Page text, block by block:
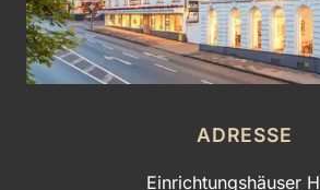
ADRESSE
Einrichtungshäuser